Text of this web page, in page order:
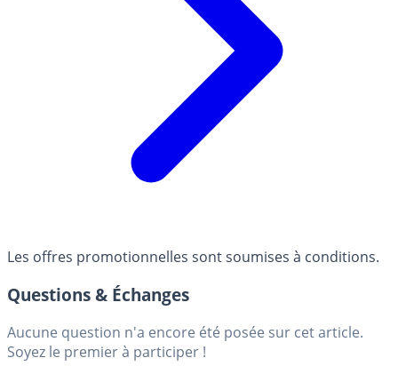
Les offres promotionnelles sont soumises à conditions.
Questions & Échanges
Aucune question n'a encore été posée sur cet article.
Soyez le premier à participer !